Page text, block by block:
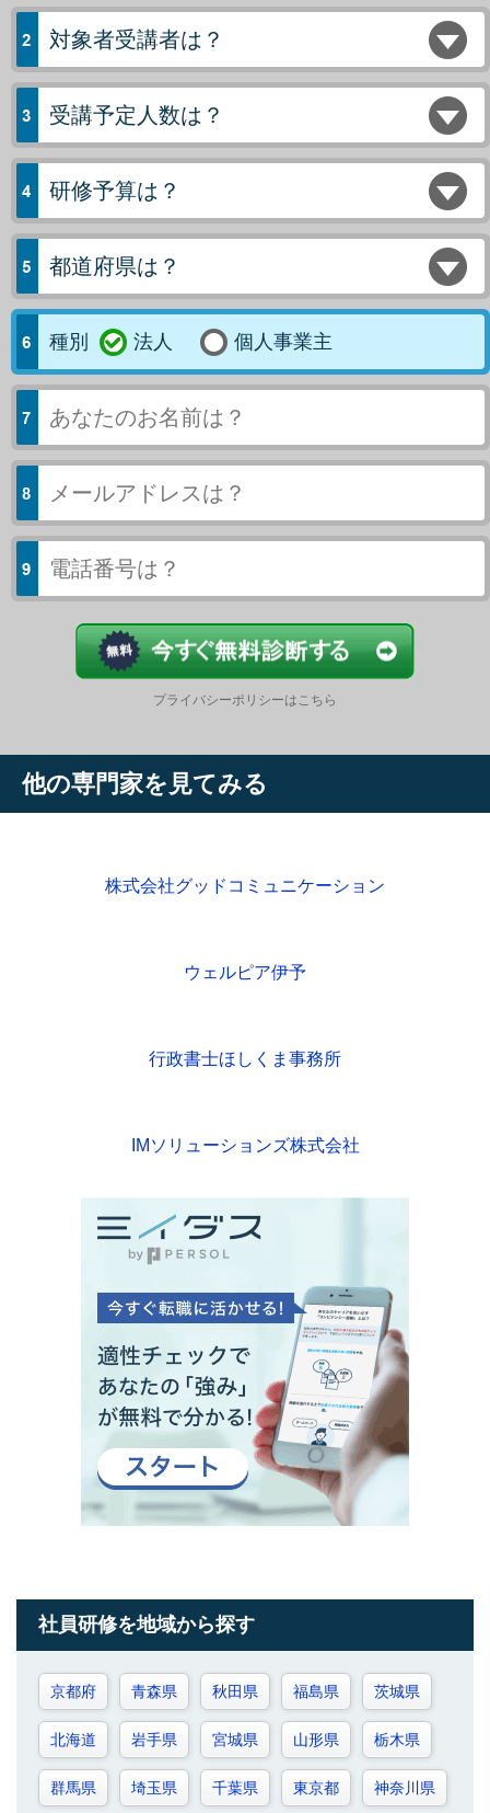
対象者受講者は？
受講予定人数は？
研修予算は？
都道府県は？
種別 法人 個人事業主
プライバシーポリシーはこちら
他の専門家を見てみる
株式会社グッドコミュニケーション
ウェルピア伊予
行政書士ほしくま事務所
IMソリューションズ株式会社
社員研修を地域から探す
京都府 青森県 秋田県 福島県 茨城県
北海道 岩手県 宮城県 山形県 栃木県
群馬県 埼玉県 千葉県 東京都 神奈川県